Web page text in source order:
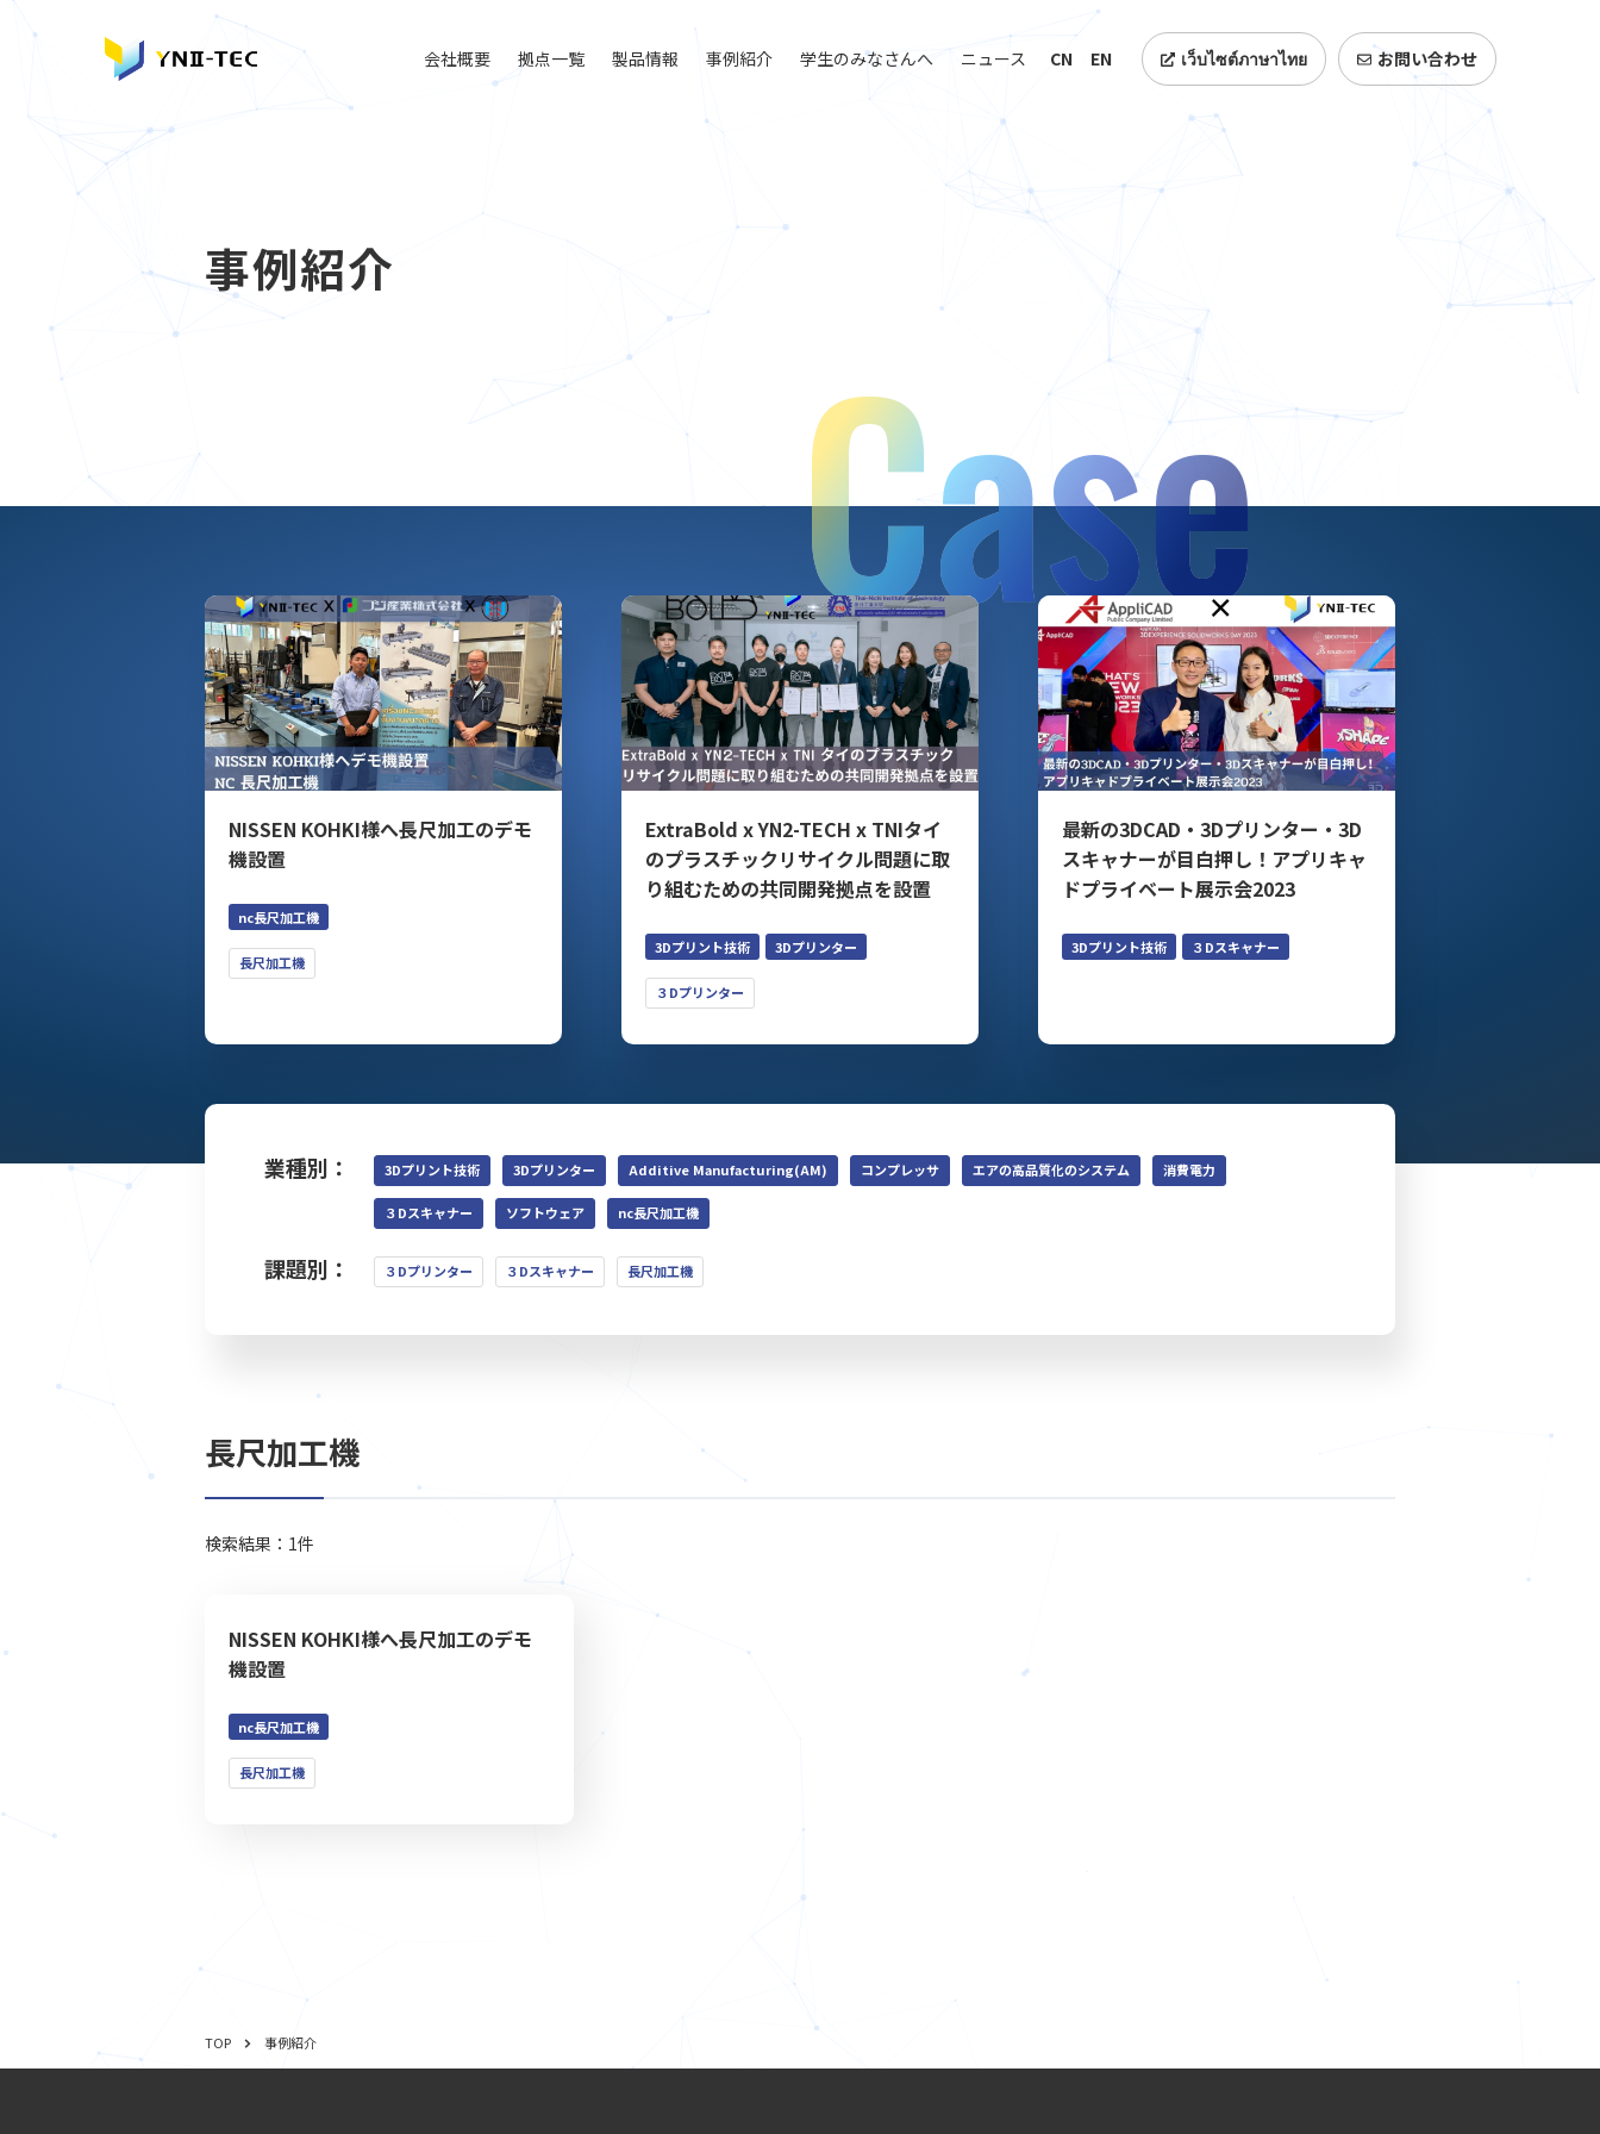
会社概要 拠点一覧 製品情報 事例紹介 学生のみなさんへ ニュース CN EN เว็บไซต์ภาษาไทย お問い合わせ
事例紹介
Case
NISSEN KOHKI様へ長尺加工のデモ
機設置
nc長尺加工機
長尺加工機
ExtraBold x YN2-TECH x TNIタイ
のプラスチックリサイクル問題に取
り組むための共同開発拠点を設置
3Dプリント技術 3Dプリンター
３Dプリンター
最新の3DCAD・3Dプリンター・3D
スキャナーが目白押し！アプリキャ
ドプライベート展示会2023
3Dプリント技術 ３Dスキャナー
業種別： 3Dプリント技術 3Dプリンター Additive Manufacturing(AM) コンプレッサ エアの高品質化のシステム 消費電力
３Dスキャナー ソフトウェア nc長尺加工機
課題別： ３Dプリンター ３Dスキャナー 長尺加工機
長尺加工機
検索結果：1件
NISSEN KOHKI様へ長尺加工のデモ
機設置
nc長尺加工機
長尺加工機
TOP 事例紹介